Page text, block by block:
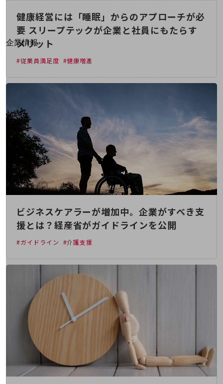
別ウィンドウで開きます
企業情報
会社案内
沿革
社長からのご挨拶
事業拠点
グループ会社
会社案内パンフレット
ニュースルーム
ニュースリリース
地域からの発表
重要なお知らせ
社外からの評価実績
サステナビリティ
サステナビリティTOP
NTTドコモビジネスグループのサステナビリティ
サステナビリティ基本方針
サステナビリティレポート
健康経営には「睡眠」からのアプローチが必
要 スリープテックが企業と社員にもたらす
メリット
#従業員満足度 #健康増進
ビジネスケアラーが増加中。企業がすべき支
援とは？経産省がガイドラインを公開
#ガイドライン #介護支援